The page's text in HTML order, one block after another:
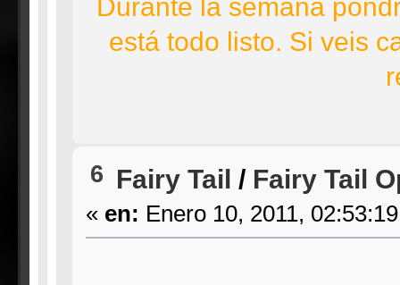
está todo listo. Si veis
6 Fairy Tail / Fairy Tail
« en: Enero 10, 2011,